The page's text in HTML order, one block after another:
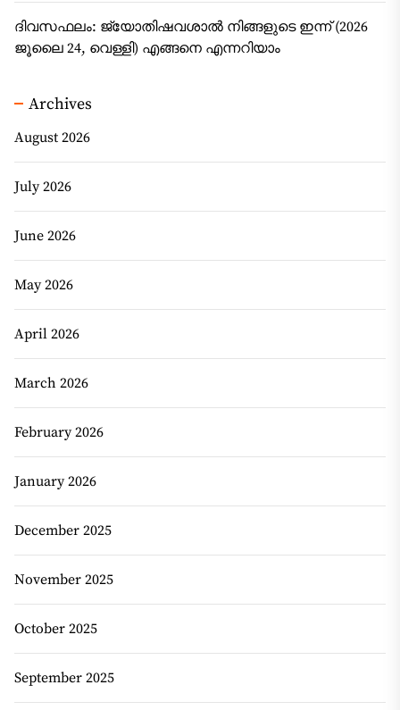
ദിവസഫലം: ജ്യോതിഷവശാൽ നിങ്ങളുടെ ഇന്ന്‌ (2026
ജൂലൈ 24, വെള്ളി) എങ്ങനെ എന്നറിയാം
Archives
August 2026
July 2026
June 2026
May 2026
April 2026
March 2026
February 2026
January 2026
December 2025
November 2025
October 2025
September 2025